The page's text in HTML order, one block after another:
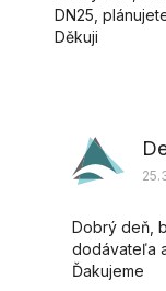
DN25,
Děkuji
Dobrý deň,
dodávateľa
Ďakujeme